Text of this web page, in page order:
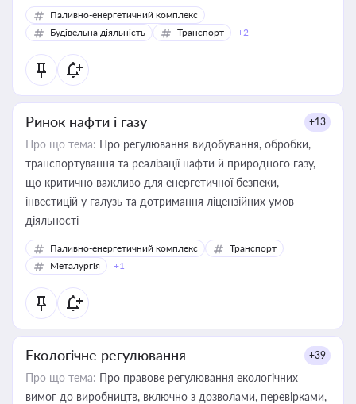
Паливно-енергетичний комплекс
Будівельна діяльність
Транспорт +2
Ринок нафти і газу +13
Про що тема: Про регулювання видобування, обробки,
транспортування та реалізації нафти й природного газу,
що критично важливо для енергетичної безпеки,
інвестицій у галузь та дотримання ліцензійних умов
діяльності
Паливно-енергетичний комплекс
Транспорт
Металургія
+1
Екологічне регулювання +39
Про що тема: Про правове регулювання екологічних
вимог до виробництв, включно з дозволами, перевірками,